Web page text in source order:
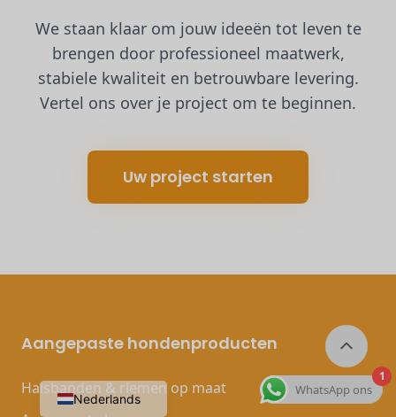
We staan klaar om jouw ideeën tot leven te
brengen door professioneel maatwerk,
stabiele kwaliteit en betrouwbare levering.
Vertel ons over je project om te beginnen.
Uw project starten
Aangepaste hondenproducten
Halsbanden & riemen op maat
1
WhatsApp ons
Nederlands